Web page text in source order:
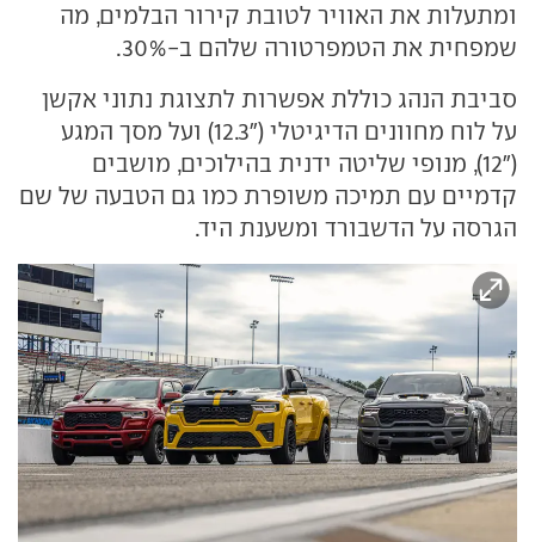
ומתעלות את האוויר לטובת קירור הבלמים, מה
שמפחית את הטמפרטורה שלהם ב-30%.
סביבת הנהג כוללת אפשרות לתצוגת נתוני אקשן
על לוח מחוונים הדיגיטלי ("12.3) ועל מסך המגע
("12), מנופי שליטה ידנית בהילוכים, מושבים
קדמיים עם תמיכה משופרת כמו גם הטבעה של שם
הגרסה על הדשבורד ומשענת היד.